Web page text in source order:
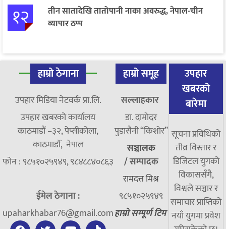
१२
तीन सातादेखि तातोपानी नाका अवरुद्ध, नेपाल-चीन
व्यापार ठप्प
हाम्रो ठेगाना
उपहार मिडिया नेटवर्क प्रा.लि.
उपहार खबरको कार्यालय
काठमाडौं –३२, पेप्सीकोला,
काठमाडौँ, नेपाल
फोन : ९८५१०२५९४९, ९८४८८४०८६३
ईमेल ठेगाना :
upaharkhabar76@gmail.com
हाम्रो समूह
सल्लाहकार
डा. दामाेदर
पुडासैनी “किशाेर”
सञ्चालक
/सम्पादक
रामदत्त मिश्र
९८५१०२५९४९
हाम्रो सम्पूर्ण टिम
उपहार
खबरको
बारेमा
सूचना प्रविधिको
तीव्र विस्तार र
डिजिटल युगको
विकाससँगै,
विश्वले सञ्चार र
समाचार प्राप्तिको
नयाँ युगमा प्रवेश